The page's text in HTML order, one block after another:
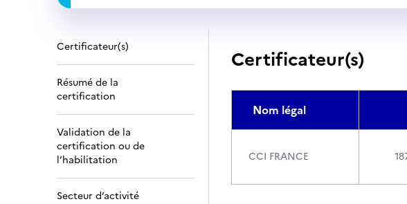
Certificateur(s)
Résumé de la
certification
Validation de la
certification ou de
l’habilitation
Secteur d’activité
Certificateur(s)
Nom légal
CCI FRANCE